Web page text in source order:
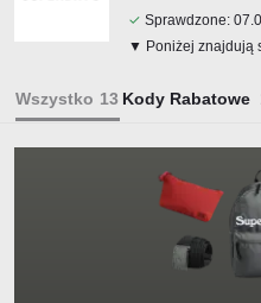
✓ Sprawdzone:
▼ Poniżej znajdują
Wszystko Kody Rabatowe